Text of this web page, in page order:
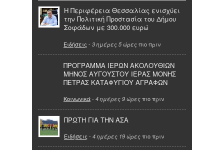
Η Περιφέρεια Θεσσαλίας ενισχύει
την Πολιτική Προστασία του Δήμου
Σοφάδων με 300.000 ευρώ
Ειδήσεις - 3 ημέρες 5 ώρες πιο πριν
ΠΡΟΓΡΑΜΜΑ ΙΕΡΩΝ ΑΚΟΛΟΥΘΙΩΝ
ΜΗΝΟΣ ΑΥΓΟΥΣΤΟΥ ΙΕΡΑΣ ΜΟΝΗΣ
ΠΕΤΡΑΣ ΚΑΤΑΦΥΓΙΟΥ ΑΓΡΑΦΩΝ
Κοινωνικά- 4 ημέρες 9 ώρες πιο πριν
ΠΡΩΤΗ ΓΙΑ ΤΗΝ ΑΣΑ
Ειδήσεις - 4 ημέρες 19 ώρες πιο πριν